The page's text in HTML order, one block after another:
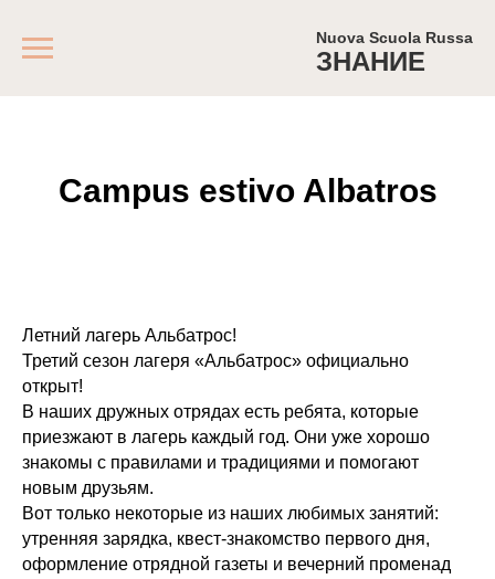
Nuova Scuola Russa
ЗНАНИЕ
Campus estivo Albatros
Летний лагерь Альбатрос!
Третий сезон лагеря «Альбатрос» официально
открыт!
В наших дружных отрядах есть ребята, которые
приезжают в лагерь каждый год. Они уже хорошо
знакомы с правилами и традициями и помогают
новым друзьям.
Вот только некоторые из наших любимых занятий:
утренняя зарядка, квест-знакомство первого дня,
оформление отрядной газеты и вечерний променад